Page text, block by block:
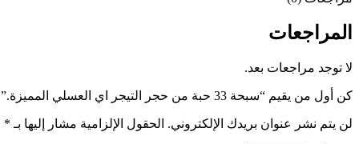
المراجعات
لا توجد مراجعات بعد.
كن أول من يقيم “سبحة 33 حبة من حجر التيجر اي العسلي المميزة.”
لن يتم نشر عنوان بريدك الإلكتروني. الحقول الإلزامية مشار إليها بـ *